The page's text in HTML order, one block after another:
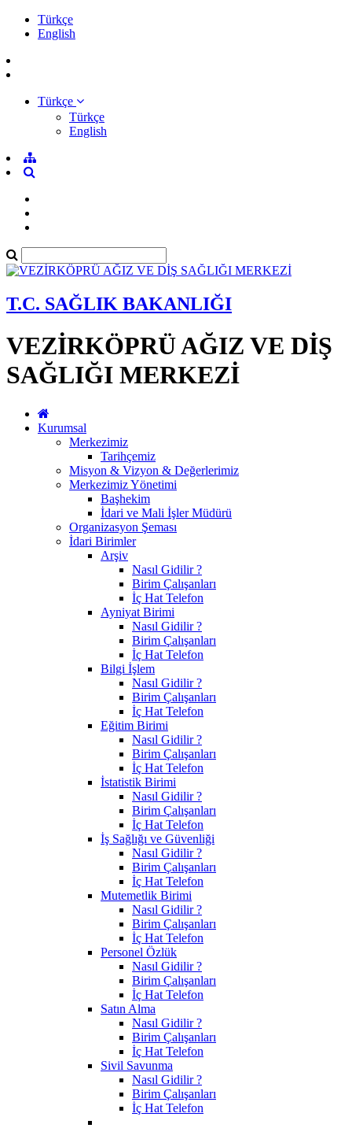
Türkçe
English
Türkçe
Türkçe
English
T.C. SAĞLIK BAKANLIĞI
VEZİRKÖPRÜ AĞIZ VE DİŞ
SAĞLIĞI MERKEZİ
Kurumsal
Merkezimiz
Tarihçemiz
Misyon & Vizyon & Değerlerimiz
Merkezimiz Yönetimi
Başhekim
İdari ve Mali İşler Müdürü
Organizasyon Şeması
İdari Birimler
Arşiv
Nasıl Gidilir ?
Birim Çalışanları
İç Hat Telefon
Ayniyat Birimi
Nasıl Gidilir ?
Birim Çalışanları
İç Hat Telefon
Bilgi İşlem
Nasıl Gidilir ?
Birim Çalışanları
İç Hat Telefon
Eğitim Birimi
Nasıl Gidilir ?
Birim Çalışanları
İç Hat Telefon
İstatistik Birimi
Nasıl Gidilir ?
Birim Çalışanları
İç Hat Telefon
İş Sağlığı ve Güvenliği
Nasıl Gidilir ?
Birim Çalışanları
İç Hat Telefon
Mutemetlik Birimi
Nasıl Gidilir ?
Birim Çalışanları
İç Hat Telefon
Personel Özlük
Nasıl Gidilir ?
Birim Çalışanları
İç Hat Telefon
Satın Alma
Nasıl Gidilir ?
Birim Çalışanları
İç Hat Telefon
Sivil Savunma
Nasıl Gidilir ?
Birim Çalışanları
İç Hat Telefon